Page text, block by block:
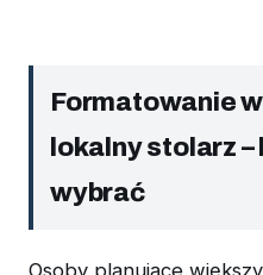
Formatowanie
lokalny stolarz
wybrać